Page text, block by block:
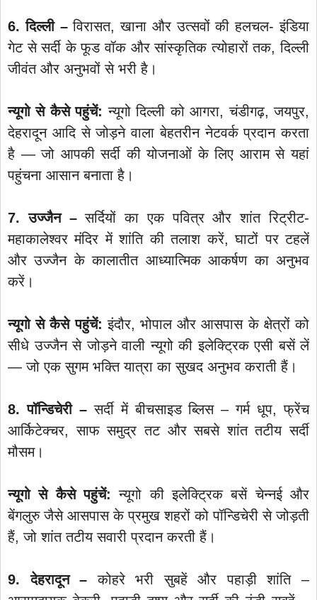
6. दिल्ली –विरासत, खाना और उत्सवों की हलचल- इंडिया
गेट से सर्दी के फूड वॉक और सांस्कृतिक त्योहारों तक, दिल्ली
जीवंत और अनुभवों से भरी है।
न्यूगो से कैसे पहुंचें: न्यूगो दिल्ली को आगरा, चंडीगढ़, जयपुर,
देहरादून आदि से जोड़ने वाला बेहतरीन नेटवर्क प्रदान करता
है — जो आपकी सर्दी की योजनाओं के लिए आराम से यहां
पहुंचना आसान बनाता है।
7. उज्जैन –सर्दियों का एक पवित्र और शांत रिट्रीट-
महाकालेश्वर मंदिर में शांति की तलाश करें, घाटों पर टहलें
और उज्जैन के कालातीत आध्यात्मिक आकर्षण का अनुभव
करें।
न्यूगो से कैसे पहुंचें: इंदौर, भोपाल और आसपास के क्षेत्रों को
सीधे उज्जैन से जोड़ने वाली न्यूगो की इलेक्ट्रिक एसी बसें लें
— जो एक सुगम भक्ति यात्रा का सुखद अनुभव कराती हैं।
8. पॉन्डिचेरी –सर्दी में बीचसाइड ब्लिस – गर्म धूप, फ्रेंच
आर्किटेक्चर, साफ समुद्र तट और सबसे शांत तटीय सर्दी
मौसम।
न्यूगो से कैसे पहुंचें: न्यूगो की इलेक्ट्रिक बसें चेन्नई और
बेंगलुरु जैसे आसपास के प्रमुख शहरों को पॉन्डिचेरी से जोड़ती
हैं, जो शांत तटीय सवारी प्रदान करती हैं।
9. देहरादून – कोहरे भरी सुबहें और पहाड़ी शांति –